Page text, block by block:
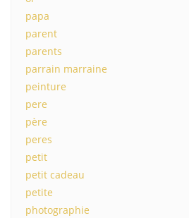
papa
parent
parents
parrain marraine
peinture
pere
père
peres
petit
petit cadeau
petite
photographie